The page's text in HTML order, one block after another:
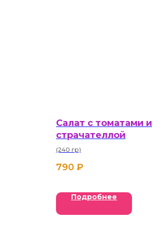
Салат с томатами и
страчателлой
(240 гр)
790 ₽
Подробнее